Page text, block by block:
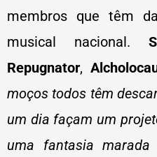
membros que têm
musical nacional.
Repugnator,
moços todos têm
um dia façam um
uma fantasia